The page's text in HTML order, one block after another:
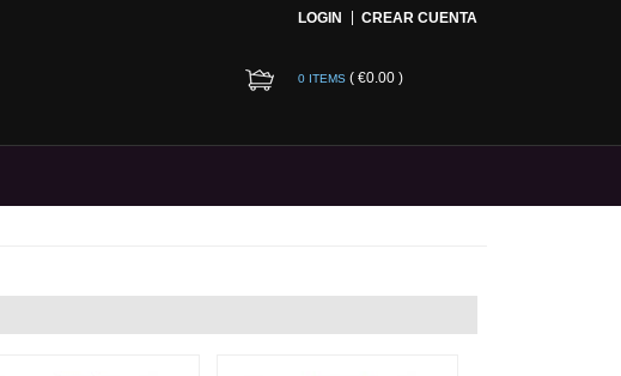
LOGIN CREAR CUENTA
0 ITEMS ( €0.00 )